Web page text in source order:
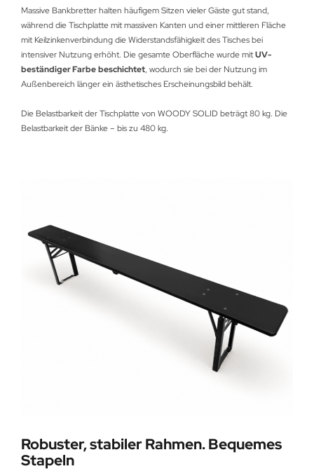
Massive Bankbretter halten häufigem Sitzen vieler Gäste gut stand,
während die Tischplatte mit massiven Kanten und einer mittleren Fläche
mit Keilzinkenverbindung die Widerstandsfähigkeit des Tisches bei
intensiver Nutzung erhöht. Die gesamte Oberfläche wurde mitUV-
beständiger Farbebeschichtet, wodurch sie bei der Nutzung im
Außenbereich länger ein ästhetisches Erscheinungsbild behält.
Die Belastbarkeit der Tischplatte von WOODY SOLID beträgt 80 kg. Die
Belastbarkeit der Bänke – bis zu 480 kg.
Robuster, stabiler Rahmen. Bequemes
Stapeln